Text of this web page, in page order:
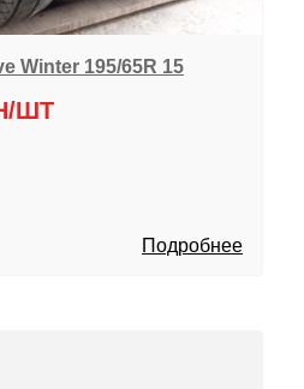
Winter 195/65R 15
ШТ
Подробнее